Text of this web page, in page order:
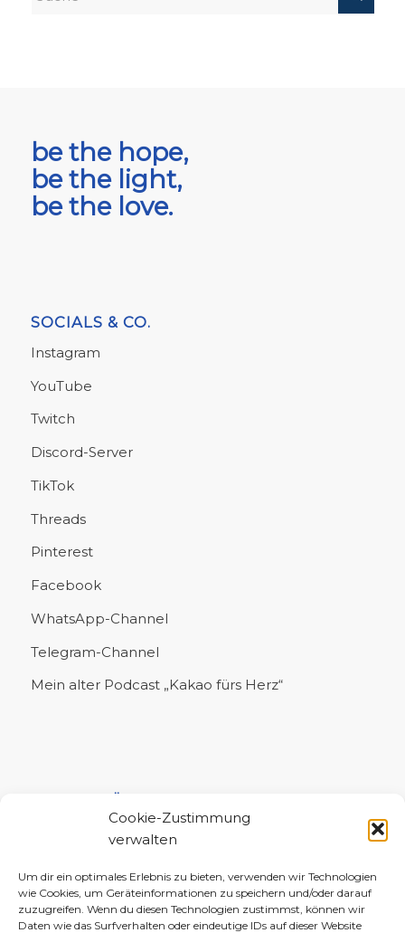
Cookie-Zustimmung
verwalten
Um dir ein optimales Erlebnis zu bieten, verwenden wir Technologien
wie Cookies, um Geräteinformationen zu speichern und/oder darauf
zuzugreifen. Wenn du diesen Technologien zustimmst, können wir
Daten wie das Surfverhalten oder eindeutige IDs auf dieser Website
be the hope,
be the light,
be the love.
SOCIALS & CO.
Instagram
YouTube
Twitch
Discord-Server
TikTok
Threads
Pinterest
Facebook
WhatsApp-Channel
Telegram-Channel
Mein alter Podcast „Kakao fürs Herz“